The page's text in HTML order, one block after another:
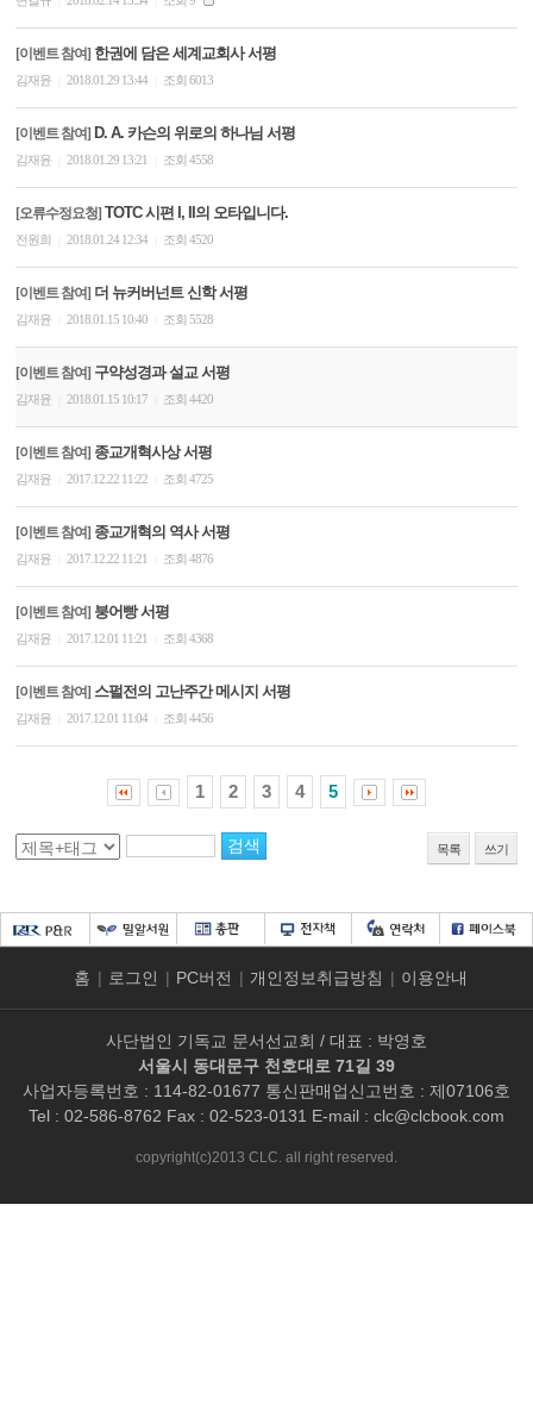
[이벤트 참여] 한권에 담은 세계교회사 서평
김재윤 2018.01.29 13:44 조회 6013
[이벤트 참여] D. A. 카슨의 위로의 하나님 서평
김재윤 2018.01.29 13:21 조회 4558
[오류수정요청] TOTC 시편 I, II의 오타입니다.
전원희 2018.01.24 12:34 조회 4520
[이벤트 참여] 더 뉴커버넌트 신학 서평
김재윤 2018.01.15 10:40 조회 5528
[이벤트 참여] 구약성경과 설교 서평
김재윤 2018.01.15 10:17 조회 4420
[이벤트 참여] 종교개혁사상 서평
김재윤 2017.12.22 11:22 조회 4725
[이벤트 참여] 종교개혁의 역사 서평
김재윤 2017.12.22 11:21 조회 4876
[이벤트 참여] 붕어빵 서평
김재윤 2017.12.01 11:21 조회 4368
[이벤트 참여] 스펄전의 고난주간 메시지 서평
김재윤 2017.12.01 11:04 조회 4456
1 2 3 4 5
목록 쓰기
홈 | 로그인 | PC버전 | 개인정보취급방침 | 이용안내
사단법인 기독교 문서선교회 / 대표 : 박영호
서울시 동대문구 천호대로 71길 39
사업자등록번호 : 114-82-01677 통신판매업신고번호 : 제07106호
Tel : 02-586-8762 Fax : 02-523-0131 E-mail : clc@clcbook.com
copyright(c)2013 CLC. all right reserved.